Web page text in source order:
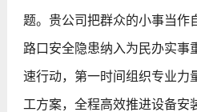
题。贵公司把群众的小事当作
路口安全隐患纳入为民办实事
速行动，第一时间组织专业力
工方案，全程高效推进设备安